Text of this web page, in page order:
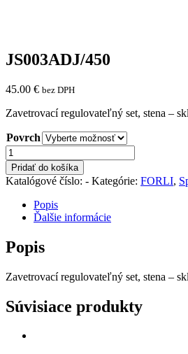
JS003ADJ/450
45.00 € bez DPH
Zavetrovací regulovateľný set, stena –
Povrch
množstvo
JS003ADJ/450
Pridať do košíka
Katalógové číslo: - Kategórie: FORLI,
Popis
Ďalšie informácie
Popis
Zavetrovací regulovateľný set, stena –
Súvisiace produkty